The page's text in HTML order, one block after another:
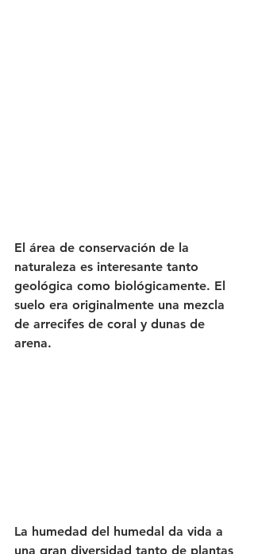
El área de conservación de la
naturaleza es interesante tanto
geológica como biológicamente. El
suelo era originalmente una mezcla
de arrecifes de coral y dunas de
arena.
La humedad del humedal da vida a
una gran diversidad tanto de plantas